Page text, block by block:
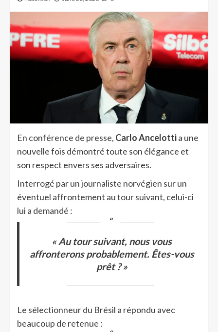
En conférence de presse, Carlo Ancelottia une
nouvelle fois démontré toute son élégance et
son respect envers ses adversaires.
Interrogé par un journaliste norvégien sur un
éventuel affrontement au tour suivant, celui-ci
lui a demandé :
« Au tour suivant, nous vous
affronterons probablement. Êtes-vous
prêt ? »
Le sélectionneur du Brésil a répondu avec
beaucoup de retenue :